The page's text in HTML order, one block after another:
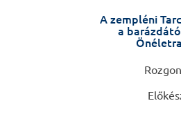
A zempléni
a